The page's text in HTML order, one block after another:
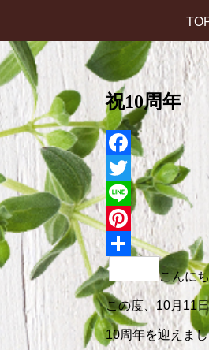
祝10周年
Facebook
Twitter
Line
Pinterest
共
有
こんに
この度、10月11
10周年を迎えま